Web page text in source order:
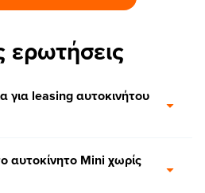
ερωτήσεις
για leasing αυτοκινήτου
Mini χωρίς